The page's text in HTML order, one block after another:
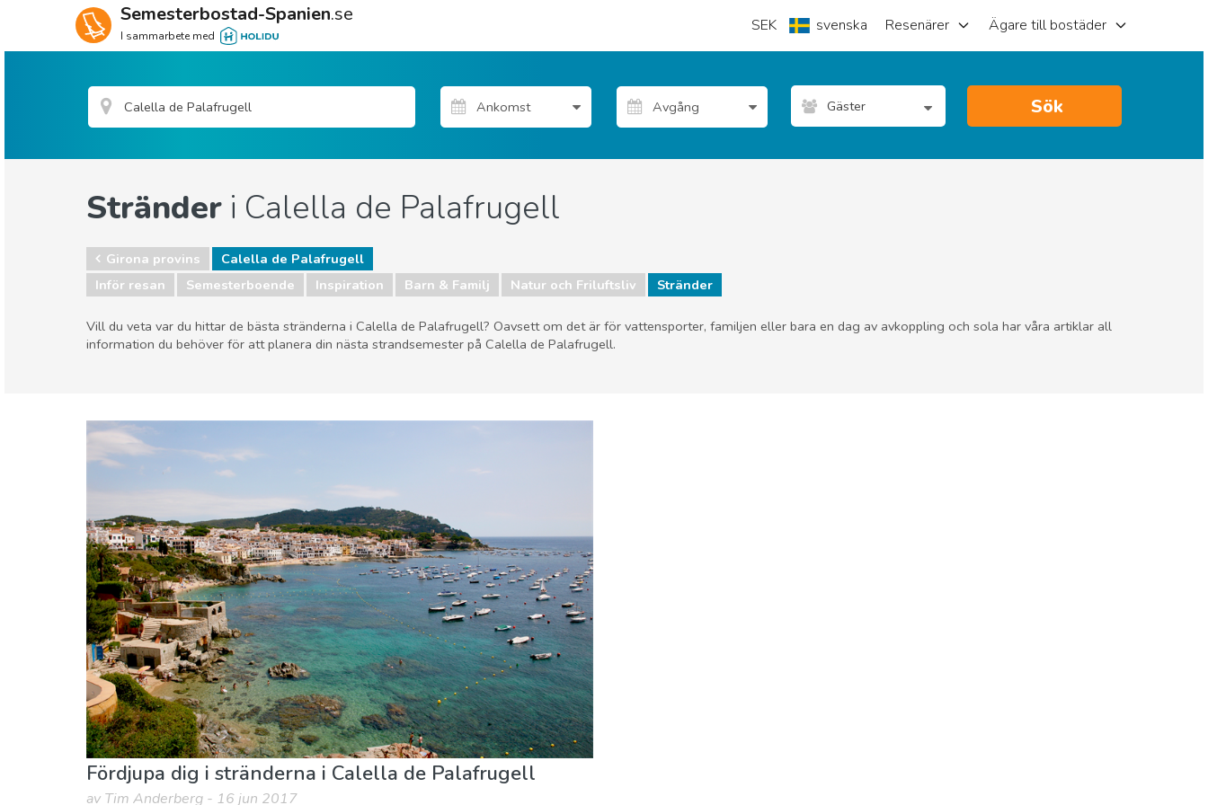
Semesterbostad-Spanien.se
I sammarbete med
SEK svenska Resenärer Ägare till bostäder
Gäster Sök
Stränder i Calella de Palafrugell
Girona provins
Calella de Palafrugell
Inför resan
Semesterboende Inspiration Barn & Familj Natur och Friluftsliv Stränder
Vill du veta var du hittar de bästa stränderna i Calella de Palafrugell? Oavsett om det är för vattensporter, familjen eller bara en dag av avkoppling och sola har våra artiklar all
information du behöver för att planera din nästa strandsemester på Calella de Palafrugell.
Barn & Familj
Fördjupa dig i stränderna i Calella de Palafrugell
av Tim Anderberg - 16 jun 2017